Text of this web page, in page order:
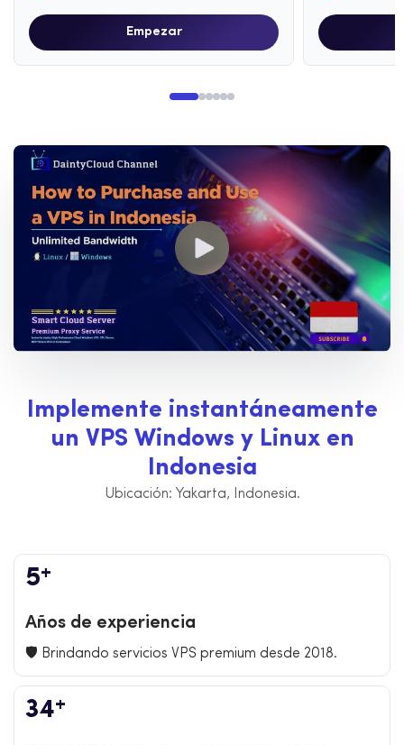
Empezar
Implemente instantáneamente
un VPS Windows y Linux en
Indonesia
Ubicación: Yakarta, Indonesia.
5+
Años de experiencia
🛡️ Brindando servicios VPS premium desde 2018.
34+